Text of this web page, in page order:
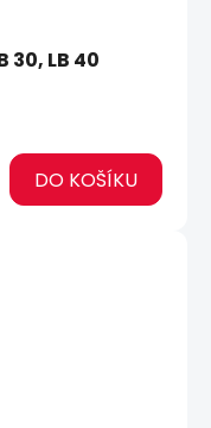
LB 40
DO KOŠÍKU